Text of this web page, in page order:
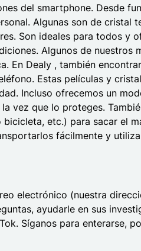
del smartphone. Desde
Algunas son de
Son ideales para todos y
Algunos de
En Dealy , también
Estas películas y
Incluso ofrecemos un
vez que lo proteges.
etc.) para sacar el
fácilmente y
electrónico (nuestra
ayudarle en sus
Síganos para enterarse,